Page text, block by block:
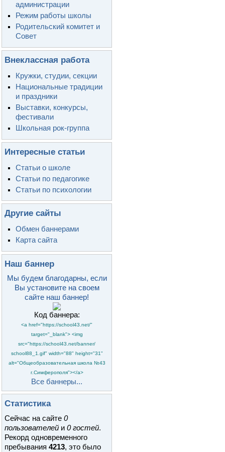
администрации
Режим работы школы
Родительский комитет и
Совет
Внеклассная работа
Кружки, студии, секции
Национальные традиции
и праздники
Выставки, конкурсы,
фестивали
Школьная рок-группа
Интересные статьи
Статьи о школе
Статьи по педагогике
Статьи по психологии
Другие сайты
Обмен баннерами
Карта сайта
Наш баннер
Мы будем благодарны, если
Вы установите на своем
сайте наш баннер!
Код баннера:
<a href="https://school43.net/"
target="_blank"> <img
src="https://school43.net/banner/
school88_1.gif" width="88" height="31"
alt="Общеобразовательная школа №43
г.Симферополя"></a>
Все баннеры...
Статистика
Сейчас на сайте 0
пользователей и 0 гостей.
Рекорд одновременного
пребывания 4213, это было